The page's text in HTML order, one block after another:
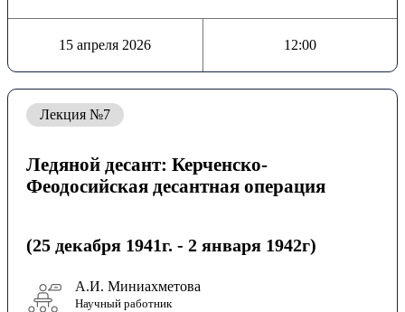
15 апреля 2026 12:00
Лекция №7
Ледяной десант: Керченско-
Феодосийская десантная операция
(25 декабря 1941г. - 2 января 1942г)
А.И. Миниахметова
Научный работник